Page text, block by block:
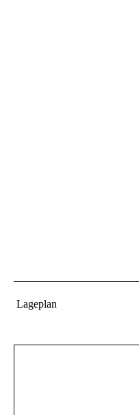
Lageplan